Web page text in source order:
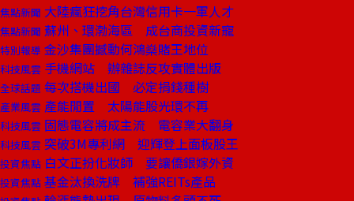
焦點新聞 大陸瘋狂挖角台灣信用卡一軍人才
焦點新聞 蘇州、環渤海區 成台商投資新寵
特別報導 金沙集團撼動何鴻燊賭王地位
科技風雲 手機網站 辦雜誌反攻實體出版
全球話題 每次搭機出國 必定捐錢種樹
產業風雲 產能閒置 太陽能股光環不再
科技風雲 固態電容將成主流 電容業大翻身
科技風雲 突破3M專利網 迎輝登上面板股王
投資焦點 白文正扮化妝師 要讓僑銀嫁外資
投資焦點 基金汰換洗牌 補強REITs產品